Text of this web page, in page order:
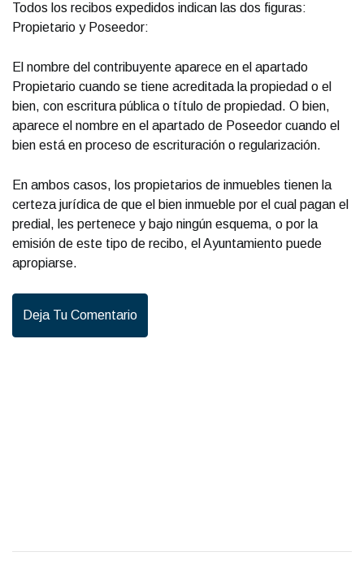
Todos los recibos expedidos indican las dos figuras:
Propietario y Poseedor:
El nombre del contribuyente aparece en el apartado
Propietario cuando se tiene acreditada la propiedad o el
bien, con escritura pública o título de propiedad. O bien,
aparece el nombre en el apartado de Poseedor cuando el
bien está en proceso de escrituración o regularización.
En ambos casos, los propietarios de inmuebles tienen la
certeza jurídica de que el bien inmueble por el cual pagan el
predial, les pertenece y bajo ningún esquema, o por la
emisión de este tipo de recibo, el Ayuntamiento puede
apropiarse.
Deja Tu Comentario